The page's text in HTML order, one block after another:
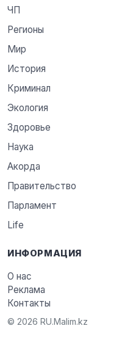
ЧП
Регионы
Мир
История
Криминал
Экология
Здоровье
Наука
Акорда
Правительство
Парламент
Life
ИНФОРМАЦИЯ
О нас
Реклама
Контакты
© 2026 RU.Malim.kz